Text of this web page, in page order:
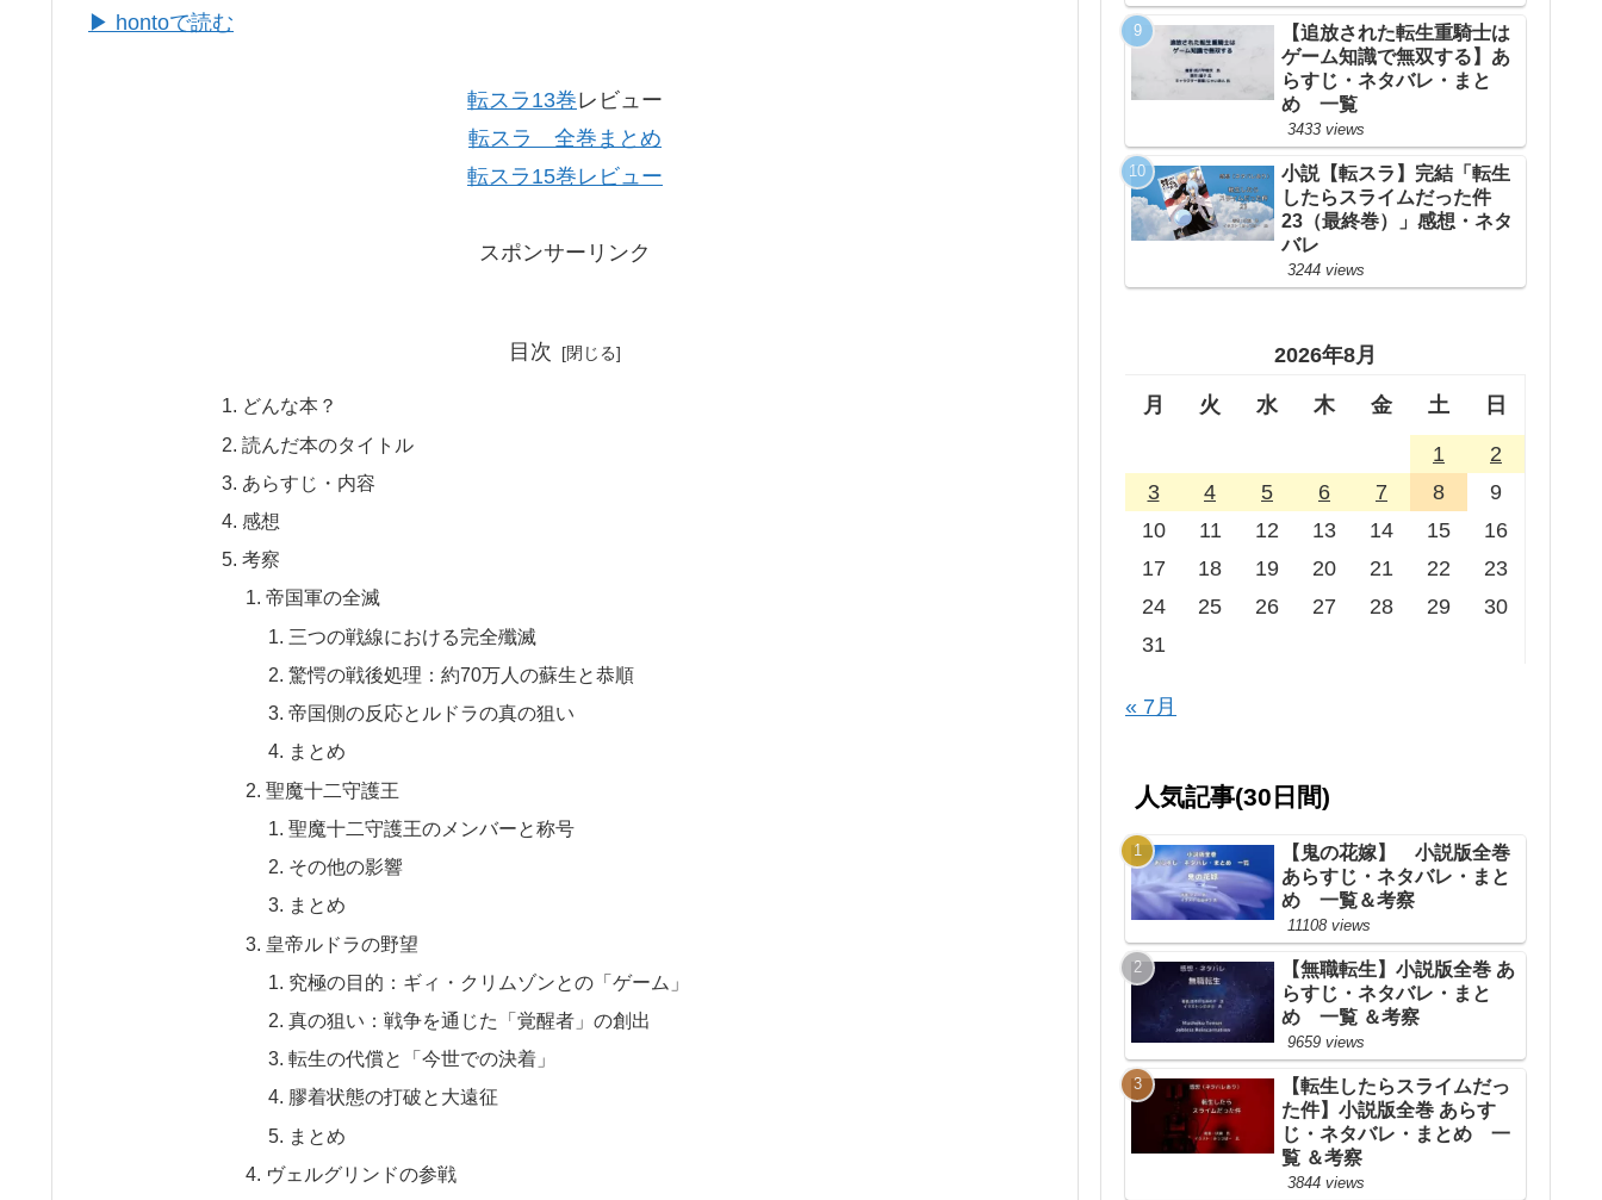
▶ hontoで読む
転スラ13巻レビュー
転スラ 全巻まとめ
転スラ15巻レビュー
スポンサーリンク
目次
どんな本？
読んだ本のタイトル
あらすじ・内容
感想
考察
帝国軍の全滅
三つの戦線における完全殲滅
驚愕の戦後処理：約70万人の蘇生と恭順
帝国側の反応とルドラの真の狙い
まとめ
聖魔十二守護王
聖魔十二守護王のメンバーと称号
その他の影響
まとめ
皇帝ルドラの野望
究極の目的：ギィ・クリムゾンとの「ゲーム」
真の狙い：戦争を通じた「覚醒者」の創出
転生の代償と「今世での決着」
膠着状態の打破と大遠征
まとめ
ヴェルグリンドの参戦
【追放された転生重騎士は
ゲーム知識で無双する】あ
らすじ・ネタバレ・まと
め 一覧
3433 views
小説【転スラ】完結「転生
したらスライムだった件
23（最終巻）」感想・ネタ
バレ
3244 views
2026年8月
月 火 水 木 金 土 日
1
2
3
4 5 6 7 8
9
10
11 12 13 14 15
16
17
18 19 20 21 22
23
24
25 26 27 28 29
30
31
« 7月
人気記事(30日間)
【鬼の花嫁】 小説版全巻
あらすじ・ネタバレ・まと
め 一覧＆考察
11108 views
【無職転生】小説版全巻 あ
らすじ・ネタバレ・まと
め 一覧 ＆考察
9659 views
【転生したらスライムだっ
た件】小説版全巻 あらす
じ・ネタバレ・まとめ 一
覧 ＆考察
3844 views